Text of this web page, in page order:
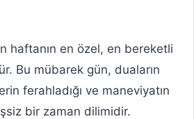
haftanın en özel, en bereketli
Bu mübarek gün, duaların
ferahladığı ve maneviyatın
bir zaman dilimidir.